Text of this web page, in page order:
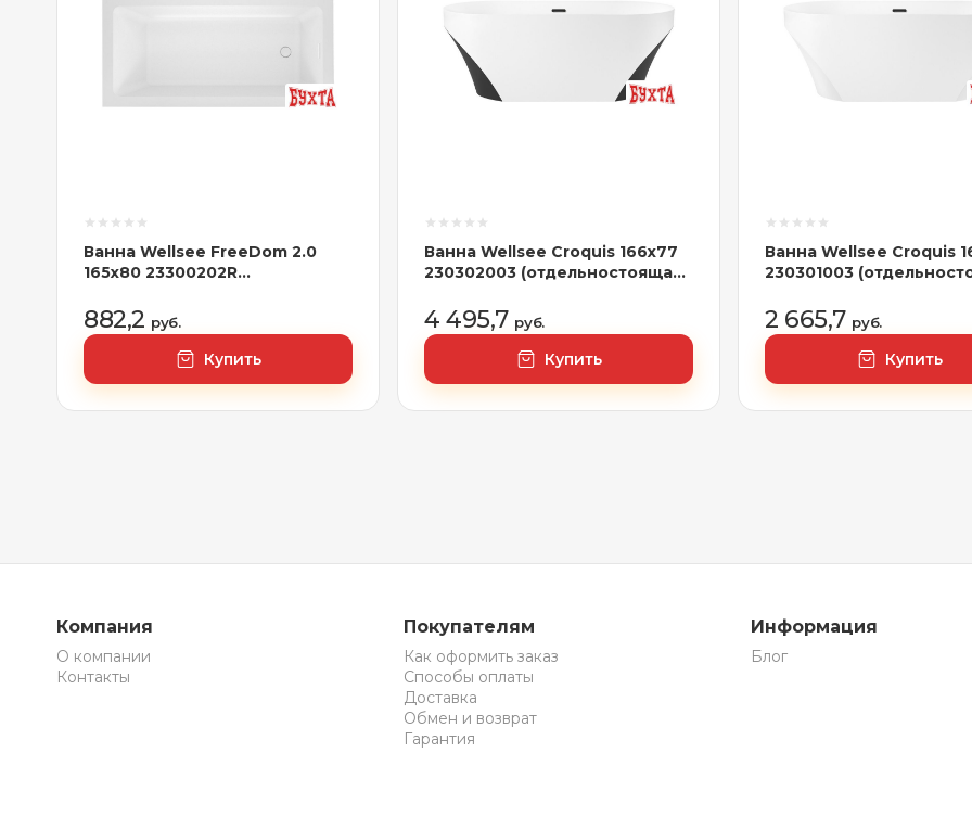
Ванна Wellsee FreeDom 2.0
165x80 23300202R
глянец, сифон-автомат
глянцевый белый)
882,2 руб.
Купить
Ванна Wellsee Croquis 166x77
230302003 (отдельностоящая
матовый черный, экран,
ножки, сифон-автомат
матовый черный)
4 495,7 руб.
Купить
Ванна Wellsee Croquis
230301003
ножки, сифон-автомат
матовый черный)
2 665,7 руб.
Купить
Компания
О компании
Контакты
Покупателям
Как оформить заказ
Способы оплаты
Доставка
Обмен и возврат
Гарантия
Информация
Блог